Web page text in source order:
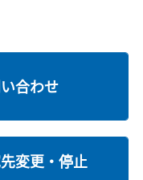
合わせ
変更・停止